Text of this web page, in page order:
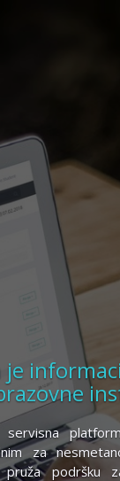
za
pruža podršku